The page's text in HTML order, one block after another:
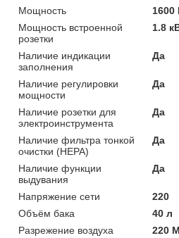
Мощность
1600
Мощность встроенной
розетки
1.8
Наличие индикации
заполнения
Да
Наличие регулировки
мощности
Да
Наличие розетки для
электроинструмента
Да
Наличие фильтра тонкой
очистки (HEPA)
Да
Наличие функции
выдувания
Да
Напряжение сети
220
Объём бака
40 л
Разрежение воздуха
220